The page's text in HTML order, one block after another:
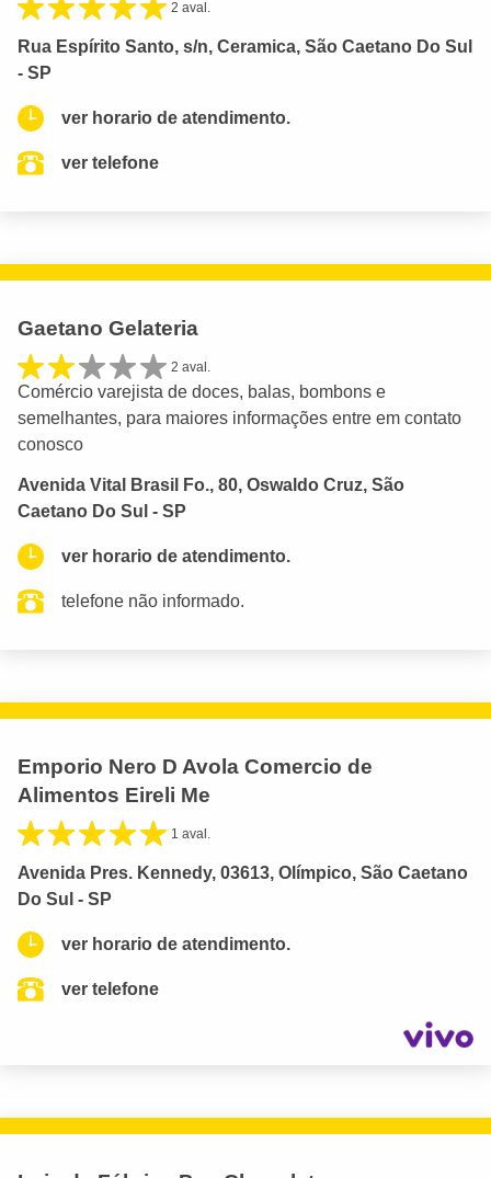
2 aval.
Rua Espírito Santo, s/n, Ceramica, São Caetano Do Sul
- SP
ver horario de atendimento.
ver telefone
Gaetano Gelateria
2 aval.
Comércio varejista de doces, balas, bombons e
semelhantes, para maiores informações entre em contato
conosco
Avenida Vital Brasil Fo., 80, Oswaldo Cruz, São
Caetano Do Sul - SP
ver horario de atendimento.
telefone não informado.
Emporio Nero D Avola Comercio de
Alimentos Eireli Me
1 aval.
Avenida Pres. Kennedy, 03613, Olímpico, São Caetano
Do Sul - SP
ver horario de atendimento.
ver telefone